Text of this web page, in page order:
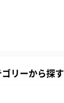
ゴリーから探す